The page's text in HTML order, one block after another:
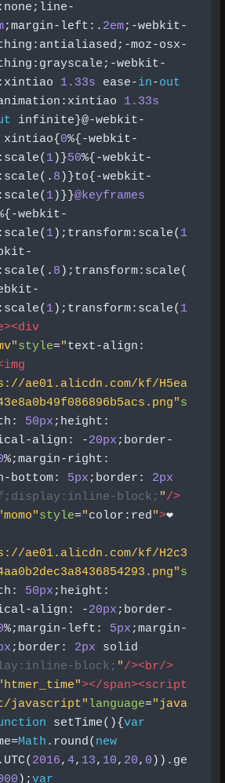
none ; line-
;margin- left :. 2em;-webkit-
: antialiased ;-moz-osx-
: grayscale ;-webkit-
: xintiao 1.33s ease-in-out
: xintiao 1.33s
infinite }@-webkit-
xintiao{ 0%{-webkit-
scale( 1)}50%{-webkit-
scale(. 8 )}to{-webkit-
scale( 1)}}@keyframes
webkit-
scale( 1); transform: scale( 1
-
scale(. 8 ); transform: scale(
-
scale( 1); transform: scale( 1
style="text-align :
ae01.alicdn.com/kf/H5ea
s
: 50px ; height :
-align : -20px ; border-
%;margin-right :
-bottom: 5px ; border :
2px
block; "/>
style="color : red">❤
ae01.alicdn.com/kf/H2c3
s
: 50px ; height :
-align : -20px ; border-
%;margin- left : 5px ;margin-
; border : 2px
block; "/><br/>
></span><script
javascript" language="java
setTime(){var
=Math . round( new
. UTC( 2016, 4, 13, 10, 20, 0 )). ge
);var